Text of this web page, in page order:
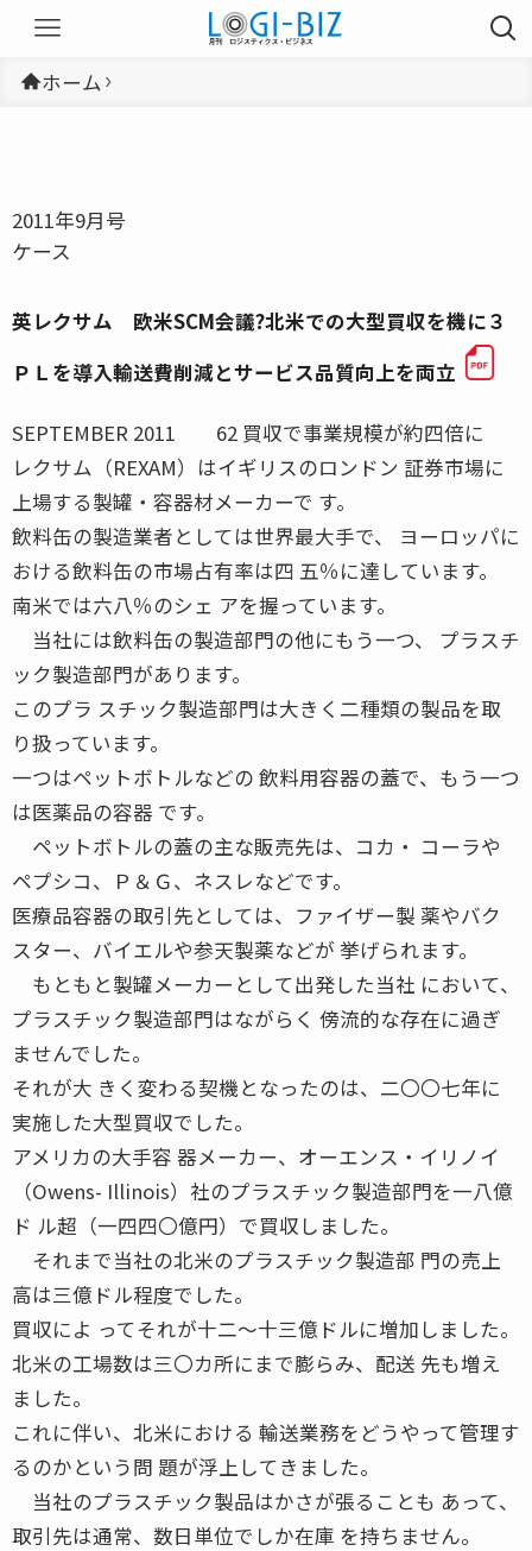
ホーム
2011年9月号
ケース
英レクサム 欧米SCM会議?北米での大型買収を機に３
ＰＬを導入輸送費削減とサービス品質向上を両立
SEPTEMBER 2011 62 買収で事業規模が約四倍に
レクサム（REXAM）はイギリスのロンドン 証券市場に
上場する製罐・容器材メーカーで す。
飲料缶の製造業者としては世界最大手で、 ヨーロッパに
おける飲料缶の市場占有率は四 五％に達しています。
南米では六八％のシェ アを握っています。
当社には飲料缶の製造部門の他にもう一つ、 プラスチ
ック製造部門があります。
このプラ スチック製造部門は大きく二種類の製品を取
り扱っています。
一つはペットボトルなどの 飲料用容器の蓋で、もう一つ
は医薬品の容器 です。
ペットボトルの蓋の主な販売先は、コカ・ コーラや
ペプシコ、Ｐ＆Ｇ、ネスレなどです。
医療品容器の取引先としては、ファイザー製 薬やバク
スター、バイエルや参天製薬などが 挙げられます。
もともと製罐メーカーとして出発した当社 において、
プラスチック製造部門はながらく 傍流的な存在に過ぎ
ませんでした。
それが大 きく変わる契機となったのは、二〇〇七年に
実施した大型買収でした。
アメリカの大手容 器メーカー、オーエンス・イリノイ
（Owens- Illinois）社のプラスチック製造部門を一八億
ド ル超（一四四〇億円）で買収しました。
それまで当社の北米のプラスチック製造部 門の売上
高は三億ドル程度でした。
買収によ ってそれが十二〜十三億ドルに増加しました。
北米の工場数は三〇カ所にまで膨らみ、配送 先も増え
ました。
これに伴い、北米における 輸送業務をどうやって管理す
るのかという問 題が浮上してきました。
当社のプラスチック製品はかさが張ることも あって、
取引先は通常、数日単位でしか在庫 を持ちません。